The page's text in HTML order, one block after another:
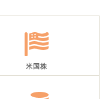
米国株